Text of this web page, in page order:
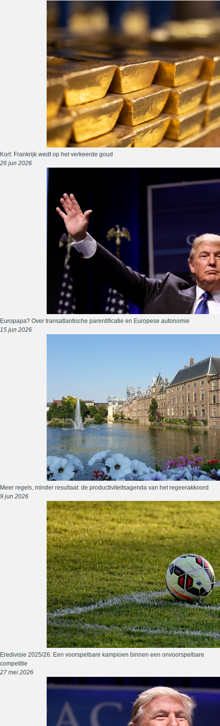
Kort: Frankrijk wedt op het verkeerde goud
26 jun 2026
Europapa? Over transatlantische parentificatie en Europese autonomie
15 jun 2026
Meer regels, minder resultaat: de productiviteitsagenda van het regeerakkoord
9 jun 2026
Eredivisie 2025/26: Een voorspelbare kampioen binnen een onvoorspelbare
competitie
27 mei 2026